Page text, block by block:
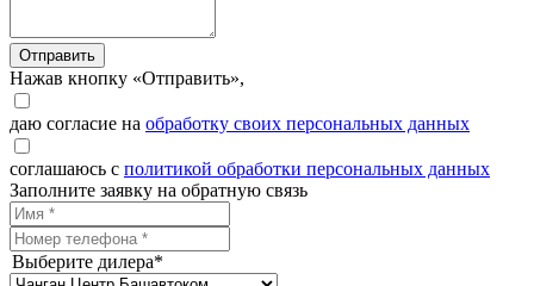
Отправить
Нажав кнопку «Отправить»,
даю согласие на обработку своих персональных данных
соглашаюсь с политикой обработки персональных данных
Заполните заявку на обратную связь
Выберите дилера*